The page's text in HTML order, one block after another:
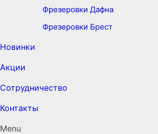
Фрезеровки Дафна
Фрезеровки Брест
Новинки
Акции
Сотрудничество
Контакты
Menu